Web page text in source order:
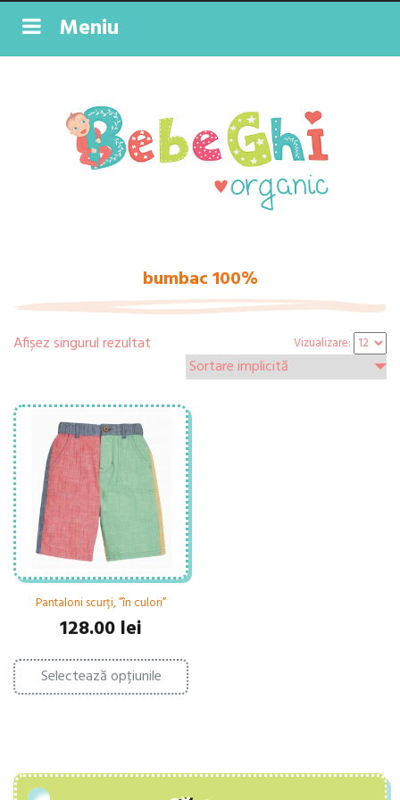
Meniu
bumbac 100%
Afișez singurul rezultat Vizualizare:
Pantaloni scurți, ”în culori”
128.00 lei
Selectează opțiunile
Acest
produs
are
pot